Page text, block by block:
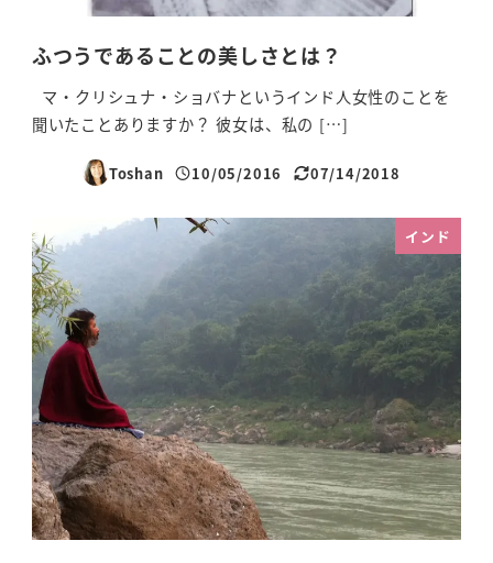
ふつうであることの美しさとは？
マ・クリシュナ・ショバナというインド人女性のことを
聞いたことありますか？ 彼女は、私の […]
Toshan
投稿日
10/05/2016
更新日
07/14/2018
インド